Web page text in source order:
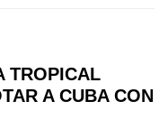
TROPICAL
A CUBA CON